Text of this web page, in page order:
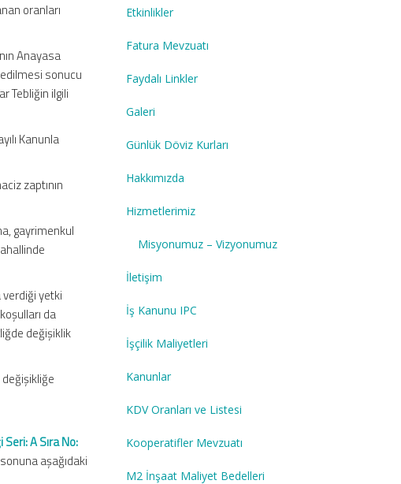
oranları
Anayasa
sonucu
Tebliğin ilgili
Kanunla
zaptının
gayrimenkul
verdiği yetki
da
değişiklik
değişikliğe
A Sıra No:
aşağıdaki
Etkinlikler
Fatura Mevzuatı
Faydalı Linkler
Galeri
Günlük Döviz Kurları
Hakkımızda
Hizmetlerimiz
Misyonumuz – Vizyonumuz
İletişim
İş Kanunu IPC
İşçilik Maliyetleri
Kanunlar
KDV Oranları ve Listesi
Kooperatifler Mevzuatı
M2 İnşaat Maliyet Bedelleri